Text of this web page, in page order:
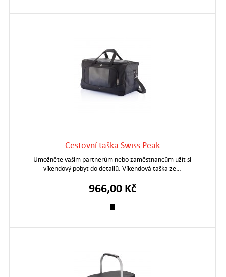
Cestovní taška Swiss Peak
Umožněte vašim partnerům nebo zaměstnancům užít si
víkendový pobyt do detailů. Víkendová taška ze…
966,00 Kč